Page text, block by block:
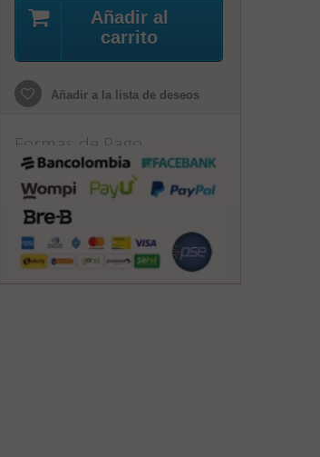
Añadir al
carrito
Añadir a la lista de deseos
Formas de Pago